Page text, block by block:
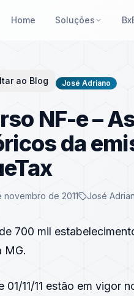
Home Soluções
ao Blog José Adriano
NF-e –
da
novembro de 2011 José
700 mil
MG.
01/11/11 estão em